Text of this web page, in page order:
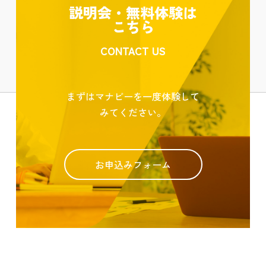
説明会・無料体験は
こちら
CONTACT US
まずはマナビーを一度体験して
みてください。
お申込みフォーム